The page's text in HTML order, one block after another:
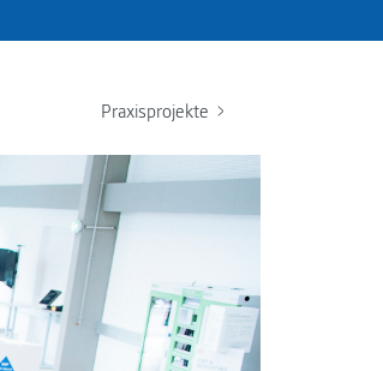
Praxisprojekte